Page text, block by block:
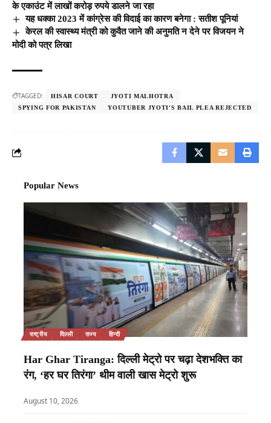
के एकाउंट में लाखों करोड़ रुपये डालने जा रहा
यह धक्का 2023 में कांग्रेस की विदाई का कारण बनेगा : सतीश पूनियां
केरल की स्वास्थ्य मंत्री को कुवैत जाने की अनुमति न देने पर विजयन ने
मोदी को पत्र लिखा
TAGGED: HISAR COURT
JYOTI MALHOTRA
SPYING FOR PAKISTAN
YOUTUBER JYOTI'S BAIL PLEA REJECTED
Popular News
राष्ट्रीय दिल्ली राज्य हिन्दी
Har Ghar Tiranga: दिल्ली मेट्रो पर चढ़ा देशभक्ति का
रंग, ‘हर घर तिरंगा’ थीम वाली खास मेट्रो शुरू
August 10, 2026